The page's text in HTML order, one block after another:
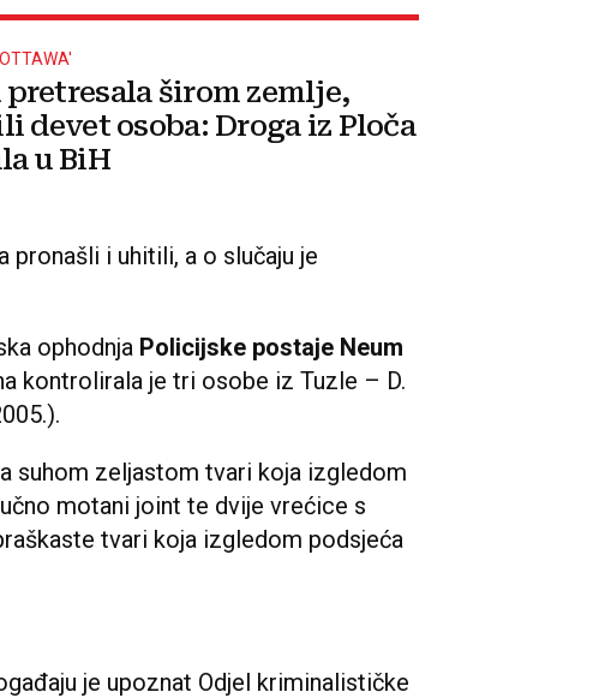
pretresala širom zemlje,
devet osoba: Droga iz Ploča
u BiH
i uhitili, a o slučaju je
ophodnja Policijske postaje Neum
kontrolirala je tri osobe iz Tuzle – D.
suhom zeljastom tvari koja izgledom
motani joint te dvije vrećice s
tvari koja izgledom podsjeća
je upoznat Odjel kriminalističke